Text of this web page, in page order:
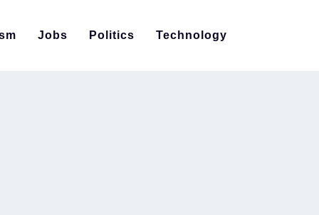
Jobs Politics Technology